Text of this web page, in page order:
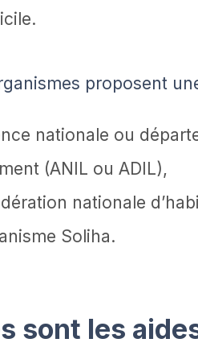
proposent
nationale ou
(ANIL ou ADIL),
nationale
Soliha.
sont les